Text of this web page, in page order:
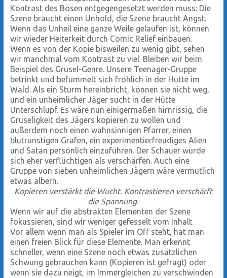
Kontrast des Bösen entgegengesetzt werden muss: Die
Szene braucht einen Unhold, die Szene braucht Angst.
Wenn das Unheil eine ganze Weile gelaufen ist, können
wir wieder Heiterkeit durch Comic Relief einbauen.
Wenn es von der Kopie bisweilen zu wenig gibt, sehen
wir manchmal vom Kontrast zu viel. Bleiben wir beim
Beispiel des Grusel-Genre. Unsere Teenager-Gruppe
betrinkt und befummelt sich fröhlich in der Hütte im
Wald. Als ein Sturm hereinbricht, können sie nicht weg,
und ein unheimlicher Jäger sucht in der Hütte
Unterschlupf. Es wäre nun einigermaßen hirnrissig, die
Gruseligkeit des Jägers kopieren zu wollen und
außerdem noch einen wahnsinnigen Pfarrer, einen
blutrünstigen Grafen, ein experimentierfreudiges Alien
und Satan persönlich einzuführen. Der Schauer würde
sich eher verflüchtigen als verschärfen. Auch eine
Gruppe von sieben unheimlichen Jägern wäre vermutlich
etwas albern.
Kopieren verstärkt die Wucht. Kontrastieren verschärft
die Spannung.
Wenn wir auf die abstrakten Elementen der Szene
fokussieren, sind wir weniger gefesselt vom Inhalt.
Vor allem wenn man als Spieler im Off steht, hat man
einen freien Blick für diese Elemente. Man erkennt
schneller, wenn eine Szene noch etwas zusätzlichen
Schwung gebrauchen kann (Kopieren ist gefragt) oder
wenn sie dazu neigt, im Immergleichen zu verschwinden